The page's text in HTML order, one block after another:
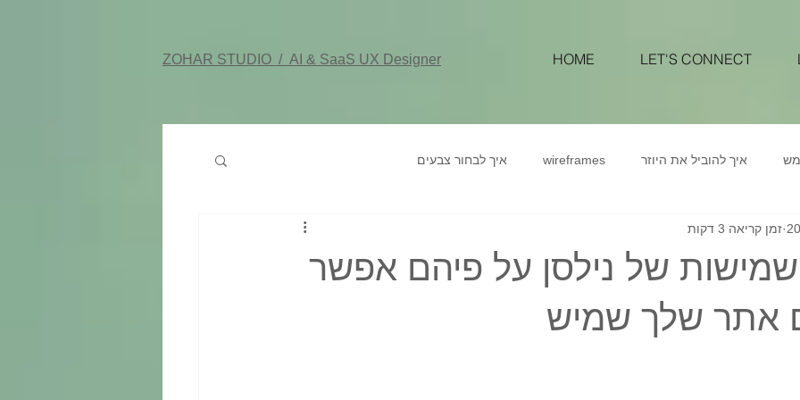
ZOHAR STUDIO / AI & SaaS UX Designer HOME LET'S CONNECT
איך להוביל את היוזר wireframes איך לבחור צבעים
מטריאל דיזיין פלטת צבעים
איך להעלות מכירות באמצעות מיתוג נכו
של נילסן על פיהם אפשר
אתר שלך שמיש
זמן קריאה 3 דקות